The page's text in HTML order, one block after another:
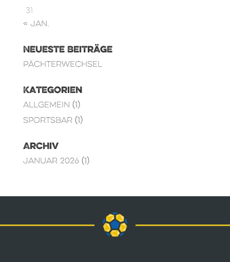
31
« Jan.
Neueste Beiträge
Pächterwechsel
Kategorien
Allgemein (1)
Sportsbar(1)
Archiv
Januar 2026(1)